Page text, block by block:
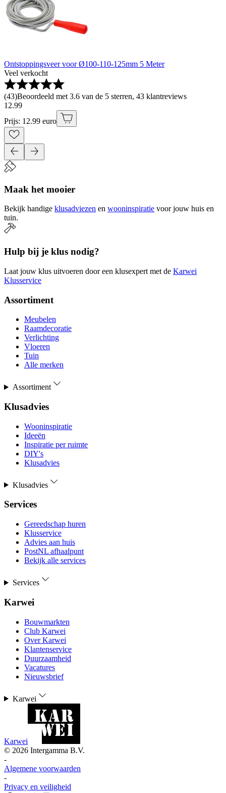
Ontstoppingsveer voor Ø100-110-125mm 5 Meter
Veel verkocht
(43)Beoordeeld met 3.6 van de 5 sterren, 43 klantreviews
12.99
Prijs: 12.99 euro
Maak het mooier
Bekijk handige klusadviezen en wooninspiratie voor jouw huis en
tuin.
Hulp bij je klus nodig?
Laat jouw klus uitvoeren door een klusexpert met de Karwei
Klusservice
Assortiment
Meubelen
Raamdecoratie
Verlichting
Vloeren
Tuin
Alle merken
Assortiment
Klusadvies
Wooninspiratie
Ideeën
Inspiratie per ruimte
DIY's
Klusadvies
Klusadvies
Services
Gereedschap huren
Klusservice
Advies aan huis
PostNL afhaalpunt
Bekijk alle services
Services
Karwei
Bouwmarkten
Club Karwei
Over Karwei
Klantenservice
Duurzaamheid
Vacatures
Nieuwsbrief
Karwei
Karwei
© 2026 Intergamma B.V.
-
Algemene voorwaarden
-
Privacy en veiligheid